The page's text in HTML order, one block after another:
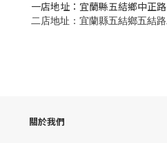
一店地址：宜蘭縣五結鄉中正
二店地址：宜蘭縣五結鄉五結
關於我們